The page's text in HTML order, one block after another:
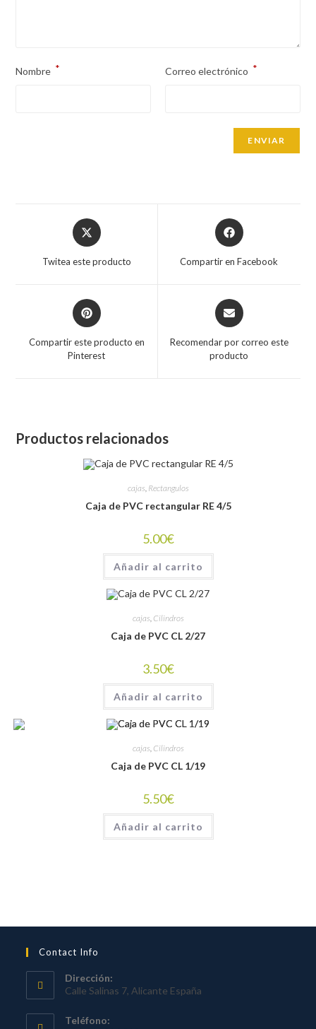
Nombre * Correo electrónico *
Opens
in
Twitea este producto
Opens
in
Compartir en Facebook
Opens
in
new
Compartir este producto en
Pinterest
Opens
in
new
Recomendar por correo este
producto
Productos relacionados
cajas, Rectangulos
Caja de PVC rectangular RE 4/5
5.00€
Añadir al carrito
cajas, Cilindros
Caja de PVC CL 2/27
3.50€
Añadir al carrito
cajas, Cilindros
Caja de PVC CL 1/19
5.50€
Añadir al carrito
Contact Info
Dirección:
Calle Salinas 7, Alicante España
Teléfono: